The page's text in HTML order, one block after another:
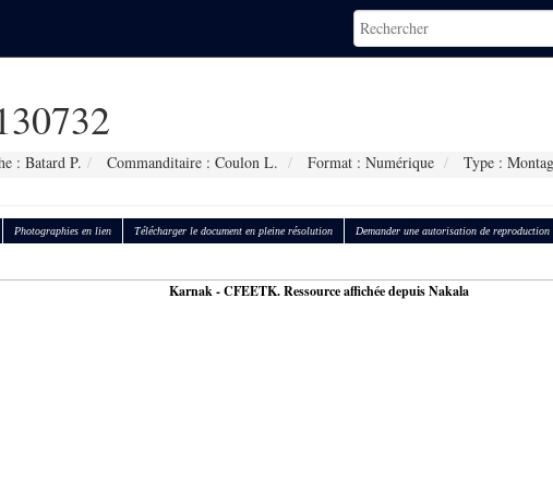
: Batard P. Commanditaire : Coulon L. Format : Numérique Type :
Photographies en lien Télécharger le document en pleine résolution Demander une autorisation de reproduction